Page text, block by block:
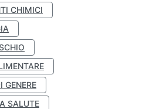
CHIMICI
GENERE
SALUTE